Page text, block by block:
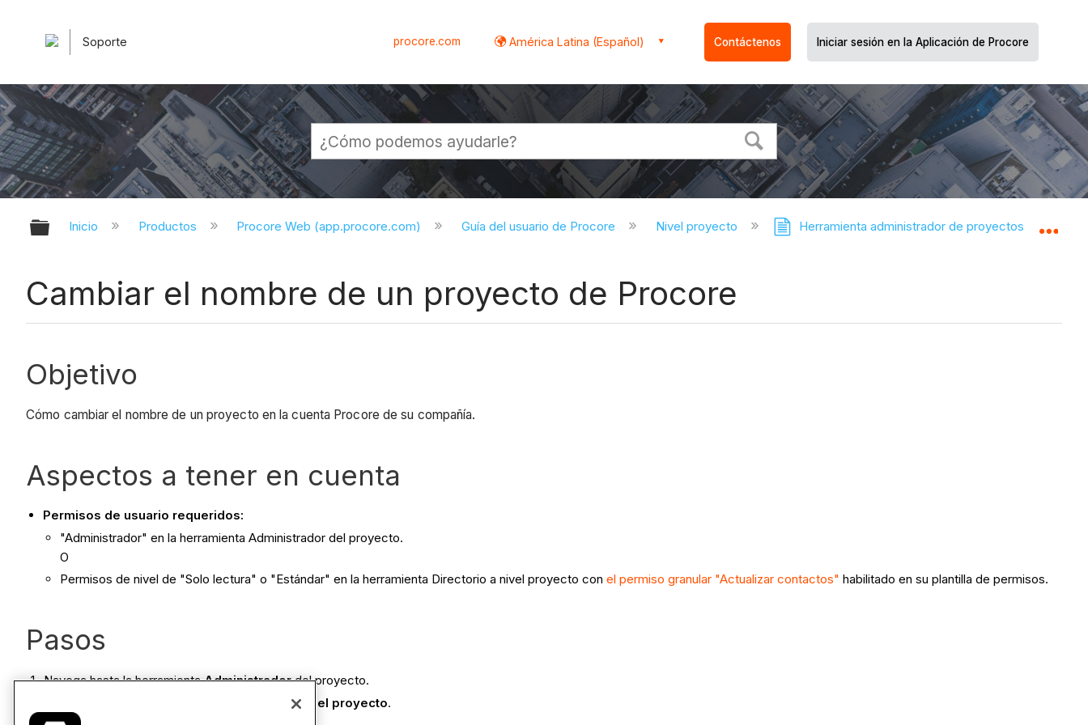
Soporte procore.com América Latina (Español) Contáctenos Iniciar sesión en la Aplicación de Procore
Expandir/contraer jerarquía global
Inicio Productos Procore Web (app.procore.com) Guía del usuario de Procore Nivel proyecto Herramienta administrador de proyectos
Cambiar el nombre de un proyecto de Procore
Objetivo
Cómo cambiar el nombre de un proyecto en la cuenta Procore de su compañía.
Aspectos a tener en cuenta
Permisos de usuario requeridos:
"Administrador" en la herramienta Administrador del proyecto.
O
Permisos de nivel de "Solo lectura" o "Estándar" en la herramienta Directorio a nivel proyecto con el permiso granular "Actualizar contactos" habilitado en su plantilla de permisos.
Pasos
Navega hasta la herramientaAdministradordel proyecto.
Nombre del proyecto.